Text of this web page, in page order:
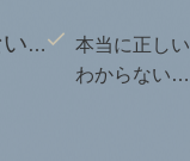
… 本当に正しい
わからない…